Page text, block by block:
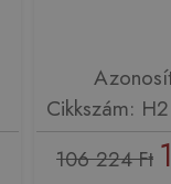
Cikkszám:
106 224 Ft